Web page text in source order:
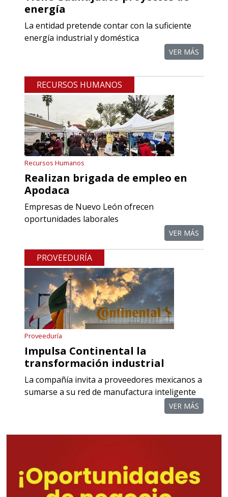
energía
La entidad pretende contar con la suficiente
energía industrial y doméstica
VER MÁS
RECURSOS HUMANOS
Recursos Humanos
Realizan brigada de empleo en
Apodaca
Empresas de Nuevo León ofrecen
oportunidades laborales
VER MÁS
PROVEEDURÍA
Proveeduría
Impulsa Continental la
transformación industrial
La compañía invita a proveedores mexicanos a
sumarse a su red de manufactura inteligente
VER MÁS